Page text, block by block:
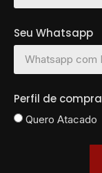
Seu Whatsapp
Perfil de compra
Quero Atacado